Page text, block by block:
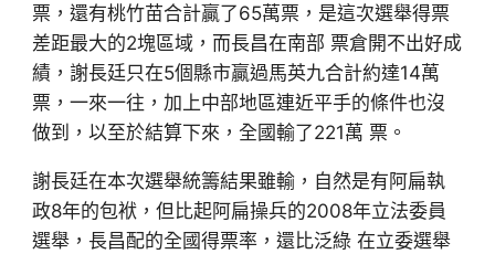
票，還有桃竹苗合計贏了65萬票，是這次選舉得票
差距最大的2塊區域，而長昌在南部 票倉開不出好成
績，謝長廷只在5個縣市贏過馬英九合計約達14萬
票，一來一往，加上中部地區連近平手的條件也沒
做到，以至於結算下來，全國輸了221萬 票。
謝長廷在本次選舉統籌結果雖輸，自然是有阿扁執
政8年的包袱，但比起阿扁操兵的2008年立法委員
選舉，長昌配的全國得票率，還比泛綠 在立委選舉